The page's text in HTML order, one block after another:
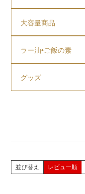
商品一覧
お気に入り
大容量商品
ラー油•ご飯の素
グッズ
並び替え レビュー順